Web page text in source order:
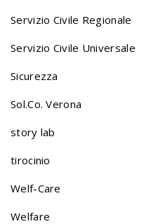
g
a
t
Servizio Civile Regionale
Servizio Civile Universale
Sicurezza
Sol.Co. Verona
story lab
tirocinio
Welf-Care
Welfare